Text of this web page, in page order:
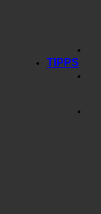
TIPPS